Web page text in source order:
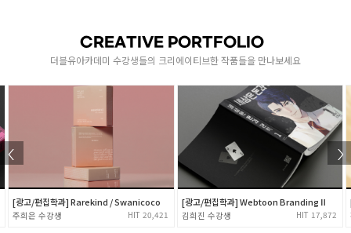
- 힐링브러시 / 패치툴 / Content Aware Fill
- 펜툴 / 패스(Path)의 이해 / 펜툴 다루기(직선/곡선)
- 셰이프툴 (사각형/둥근사각형/원형/다각형/선형툴)
- 셰이프레이어 이해하기
3
다양한 툴 기능 습득 및 실습
- 클리핑 마스크 / 정확한 작업을 위한 가이드선
- 클리핑 마스크의 이해 및 사용법 익히기
- 보정 메뉴 알아보기 ( Adjustments )
- 보정 레이어 사용하기 ( Layers )
CREATIVE PORTFOLIO
더블유아카데미 수강생들의 크리에이티브한 작품들을 만나보세요
[광고/편집학과] Rarekind / Swanicoco
주희은 20,421
[광고/편집학과] Webtoon BrandingⅡ
김희진 17,872